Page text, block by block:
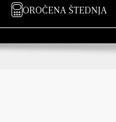
OROČENA ŠTEDNJA